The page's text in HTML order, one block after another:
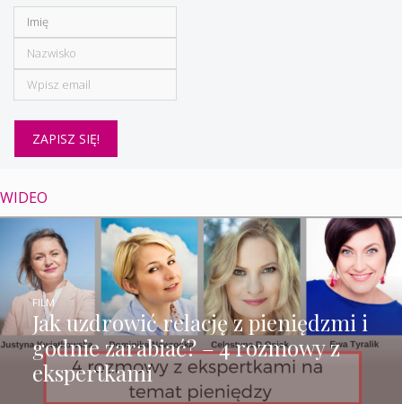
WIDEO
Jak uzdrowić relację z pieniędzmi i
godnie zarabiać? – 4 rozmowy z
ekspertkami
FILM